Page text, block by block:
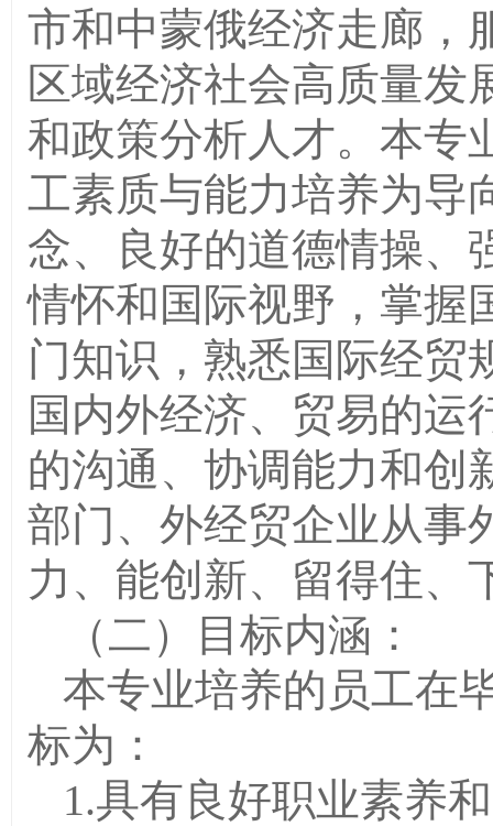
市和中蒙俄经济走廊，
区域经济社会高质量发
和政策分析人才。本专
工素质与能力培养为导
念、良好的道德情操、
情怀和国际视野，掌握
门知识，熟悉国际经贸
国内外经济、贸易的运
的沟通、协调能力和创
部门、外经贸企业从事
力、能创新、留得住、
（二）目标内涵：
本专业培养的员工在
标为：
1.具有良好职业素养